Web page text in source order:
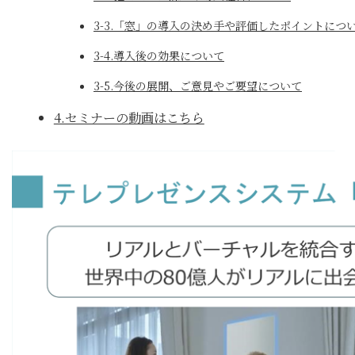
3-3.「窓」の導入の決め手や評価したポイントにつ
3-4.導入後の効果について
3-5.今後の展開、ご意見やご要望について
4.セミナーの動画はこちら